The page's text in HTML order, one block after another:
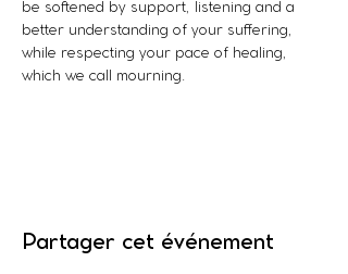
be softened by support, listening and a
better understanding of your suffering,
while respecting your pace of healing,
which we call mourning.
Partager cet événement